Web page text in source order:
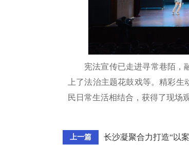
宪法宣传已走进寻常巷陌，
上了法治主题花鼓戏等。精彩
民日常生活相结合，获得了现场
上一篇 长沙凝聚合力打造“以